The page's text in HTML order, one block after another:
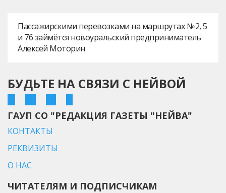
Пассажирскими перевозками на маршрутах № 2, 5
и 76 займётся новоуральский предприниматель
Алексей Моторин
БУДЬТЕ НА СВЯЗИ С НЕЙВОЙ
ГАУП СО "РЕДАКЦИЯ ГАЗЕТЫ "НЕЙВА"
КОНТАКТЫ
РЕКВИЗИТЫ
О НАС
ЧИТАТЕЛЯМ И ПОДПИСЧИКАМ